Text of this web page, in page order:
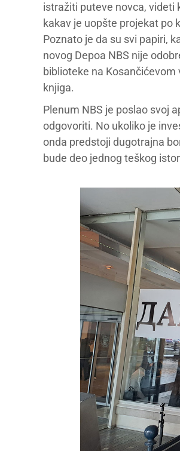
istražiti puteve novca, videti
kakav je uopšte projekat po
Poznato je da su svi papiri,
novog Depoa NBS nije
biblioteke na
knjiga.
Plenum NBS je poslao svoj
odgovoriti. No ukoliko je
onda predstoji dugotrajna
bude deo jednog teškog